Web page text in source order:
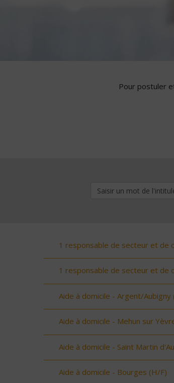
Pour postuler
1 responsable de secteur et de
1 responsable de secteur et de
Aide à domicile - Argent/Aubigny
Aide à domicile - Mehun sur
Aide à domicile - Saint Martin
Aide à domicile - Bourges (H/F)